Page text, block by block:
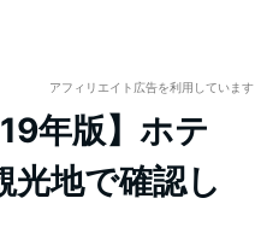
アフィリエイト広告を利用しています
年版】ホテ
地で確認し